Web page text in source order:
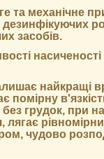
та механічне
засобів.
найкращі
помірну
грудок, при
лягає
чудово